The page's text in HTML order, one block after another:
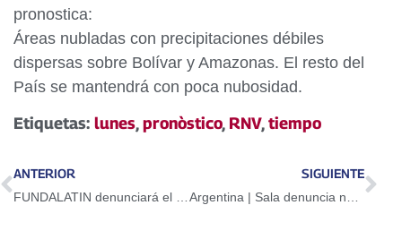
pronostica:
Áreas nubladas con precipitaciones débiles
dispersas sobre Bolívar y Amazonas. El resto del
País se mantendrá con poca nubosidad.
Etiquetas: lunes,pronòstico, RNV,tiempo
ANTERIOR
FUNDALATIN denunciará el proyecto de Ley de Amnistía ante la ONU
SIGUIENTE
Argentina | Sala denuncia nuevas acciones en su contra